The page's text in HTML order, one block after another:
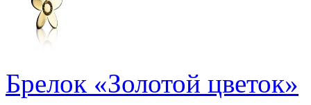
Брелок «Золотой цветок»